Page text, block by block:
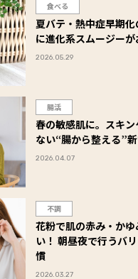
食べる
夏バテ・熱中症早期
に進化系スムージーが
2026.05.29
腸活
春の敏感肌に。スキン
ない“腸から整える”
2026.04.07
不調
花粉で肌の赤み・か
い！ 朝昼夜で行うバ
慣
2026.03.27